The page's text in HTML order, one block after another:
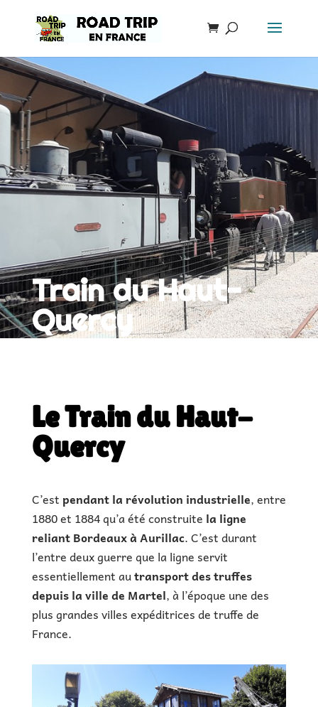
Train du Haut-
Quercy
Le Train du Haut-
Quercy
C’estpendant la révolution industrielle, entre
1880 et 1884 qu’a été construite la ligne
reliant Bordeaux à Aurillac. C’est durant
l’entre deux guerre que la ligne servit
essentiellement autransport des truffes
depuis la ville de Martel, à l’époque une des
plus grandes villes expéditrices de truffe de
France.